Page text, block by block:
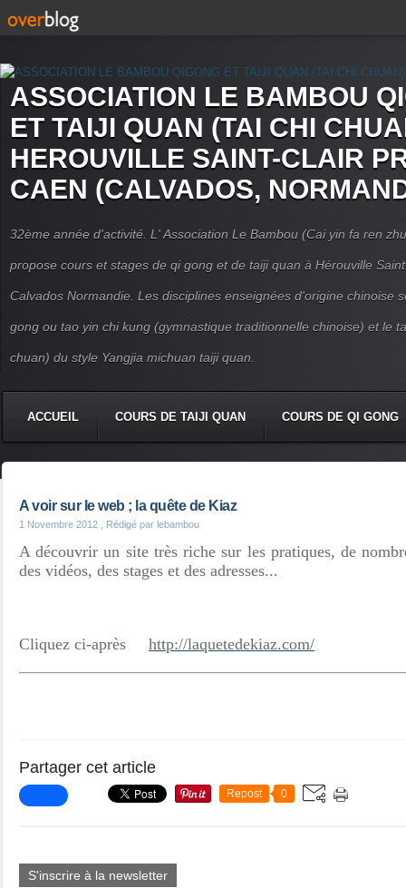
ASSOCIATION LE BAMBOU
ET TAIJI QUAN (TAI CHI
HEROUVILLE SAINT-CLAIR
CAEN (CALVADOS,
32ème année d'activité. L' Association Le Bambou (Cai yin fa ren
propose cours et stages de qi gong et de taiji quan à Hérouville
Calvados Normandie. Les disciplines enseignées d'origine chinoise
gong ou tao yin chi kung (gymnastique traditionnelle chinoise) et le
chuan) du style Yangjia michuan taiji quan.
ACCUEIL COURS DE TAIJI QUAN COURS DE QI GONG
A voir sur le web ; la quête de Kiaz
1 Novembre 2012 , Rédigé par lebambou
A découvrir un site très riche sur les pratiques, de
des vidéos, des stages et des adresses...
Cliquez ci-après http://laquetedekiaz.com/
Partager cet article
Repost 0
S'inscrire à la newsletter